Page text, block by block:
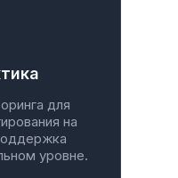
для
на
уровне.